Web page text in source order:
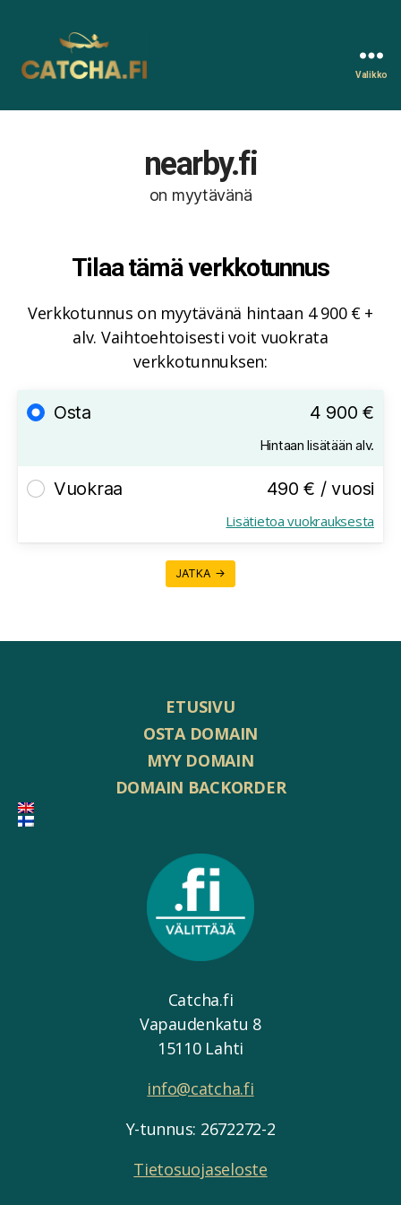
Valikko
nearby.fi
on myytävänä
Tilaa tämä verkkotunnus
Verkkotunnus on myytävänä hintaan 4 900 € +
alv. Vaihtoehtoisesti voit vuokrata
verkkotunnuksen:
Osta 4 900 €
Hintaan lisätään alv.
Vuokraa 490 € / vuosi
Lisätietoa vuokrauksesta
JATKA →
ETUSIVU
OSTA DOMAIN
MYY DOMAIN
DOMAIN BACKORDER
Catcha.fi
Vapaudenkatu 8
15110 Lahti
info@catcha.fi
Y-tunnus: 2672272-2
Tietosuojaseloste